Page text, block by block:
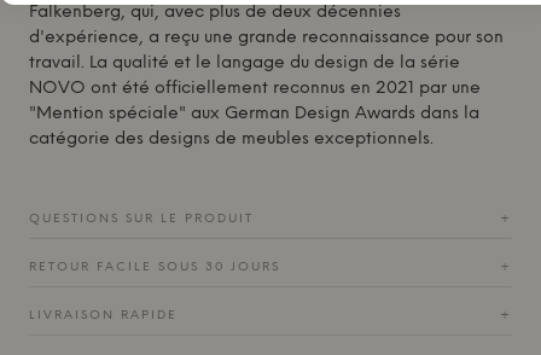
Falkenberg, qui, avec plus de deux décennies
d'expérience, a reçu une grande reconnaissance pour son
travail. La qualité et le langage du design de la série
NOVO ont été officiellement reconnus en 2021 par une
"Mention spéciale" aux German Design Awards dans la
catégorie des designs de meubles exceptionnels.
QUESTIONS SUR LE PRODUIT +
RETOUR FACILE SOUS 30 JOURS +
LIVRAISON RAPIDE +